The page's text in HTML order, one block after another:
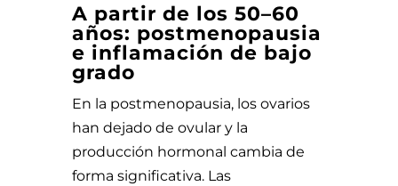
A partir de los 50–60
años: postmenopausia
e inflamación de bajo
grado
En la postmenopausia, los ovarios
han dejado de ovular y la
producción hormonal cambia de
forma significativa. Las